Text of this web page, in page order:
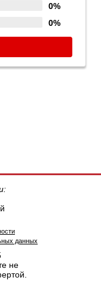
0%
0%
не
данных